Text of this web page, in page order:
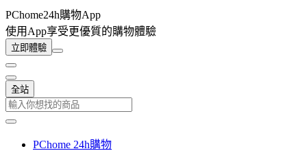
PChome24h購物App
使用App享受更優質的購物體驗
立即體驗
全站
PChome 24h購物